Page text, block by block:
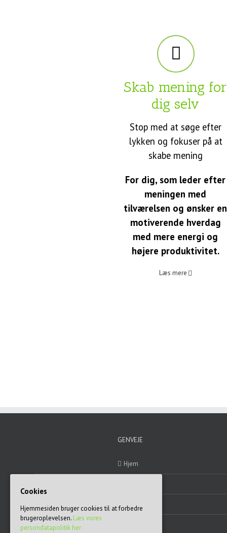
Skab mening for
dig selv
Stop med at søge efter
lykken og fokuser på at
skabe mening
For dig, som leder efter
meningen med
tilværelsen og ønsker en
motiverende hverdag
med mere energi og
højere produktivitet.
Læs mere
GENVEJE
Hjem
Engagement
Cookies
Hjemmesiden bruger cookies til at forbedre
brugeroplevelsen. Læs vores
persondatapolitik her